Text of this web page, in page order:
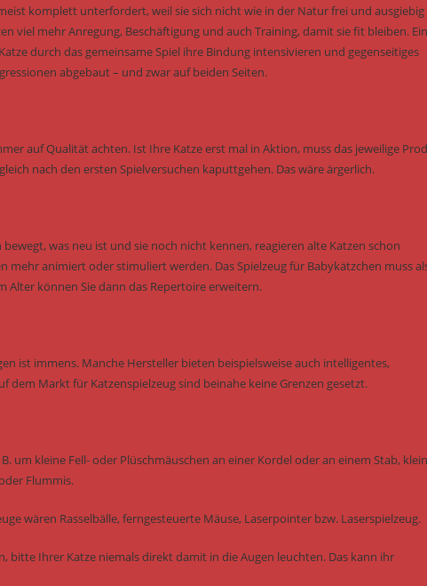
komplett unterfordert, weil sie sich nicht wie in der Natur frei und ausgiebig
viel mehr Anregung, Beschäftigung und auch Training, damit sie fit bleiben. Ein
durch das gemeinsame Spiel ihre Bindung intensivieren und gegenseitiges
abgebaut – und zwar auf beiden Seiten.
auf Qualität achten. Ist Ihre Katze erst mal in Aktion, muss das jeweilige
nach den ersten Spielversuchen kaputtgehen. Das wäre ärgerlich.
was neu ist und sie noch nicht kennen, reagieren alte Katzen schon
animiert oder stimuliert werden. Das Spielzeug für Babykätzchen muss
Alter können Sie dann das Repertoire erweitern.
ist immens. Manche Hersteller bieten beispielsweise auch intelligentes,
dem Markt für Katzenspielzeug sind beinahe keine Grenzen gesetzt.
um kleine Fell- oder Plüschmäuschen an einer Kordel oder an einem Stab,
Flummis.
wären Rasselbälle, ferngesteuerte Mäuse, Laserpointer bzw. Laserspielzeug.
bitte Ihrer Katze niemals direkt damit in die Augen leuchten. Das kann ihr